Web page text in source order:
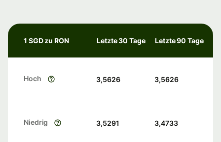
1 SGD zu RON Letzte 30 Tage Letzte 90 Tage
Hoch 3,5626 3,5626
Niedrig 3,5291 3,4733